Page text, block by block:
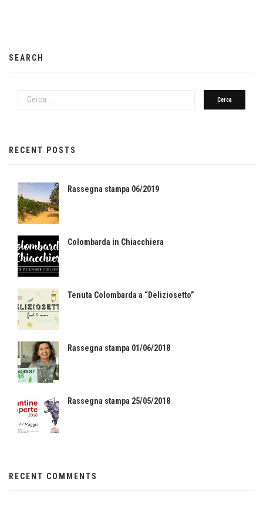
SEARCH
RECENT POSTS
Rassegna stampa 06/2019
Colombarda in Chiacchiera
Tenuta Colombarda a “Deliziosetto”
Rassegna stampa 01/06/2018
Rassegna stampa 25/05/2018
RECENT COMMENTS